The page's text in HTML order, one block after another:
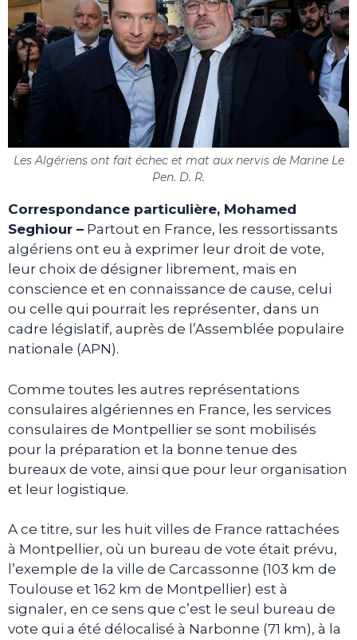
Les Algériens ont fait échec et mat aux nervis de Marine Le
Pen. D. R.
Correspondance particulière, Mohamed
Seghiour – Partout en France, les ressortissants
algériens ont eu à exprimer leur droit de vote,
leur choix de désigner librement, mais en
conscience et en connaissance de cause, celui
ou celle qui pourrait les représenter, dans un
cadre législatif, auprès de l’Assemblée populaire
nationale (APN).
Comme toutes les autres représentations
consulaires algériennes en France, les services
consulaires de Montpellier se sont mobilisés
pour la préparation et la bonne tenue des
bureaux de vote, ainsi que pour leur organisation
et leur logistique.
A ce titre, sur les huit villes de France rattachées
à Montpellier, où un bureau de vote était prévu,
l’exemple de la ville de Carcassonne (103 km de
Toulouse et 162 km de Montpellier) est à
signaler, en ce sens que c’est le seul bureau de
vote qui a été délocalisé à Narbonne (71 km), à la